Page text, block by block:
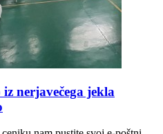
nerjavečega jekla